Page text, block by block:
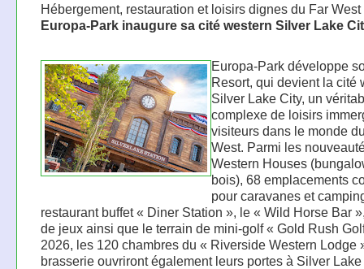
Hébergement, restauration et loisirs dignes du Far West
Europa-Park inaugure sa cité western Silver Lake
Europa-Park développe
Resort, qui devient la cité
Silver Lake City, un
complexe de loisirs
visiteurs dans le monde
West. Parmi les
Western Houses
bois), 68 emplacements
pour caravanes et
restaurant buffet « Diner Station », le « Wild Horse Bar
de jeux ainsi que le terrain de mini-golf « Gold Rush
2026, les 120 chambres du « Riverside Western Lodge
brasserie ouvriront également leurs portes à Silver Lake